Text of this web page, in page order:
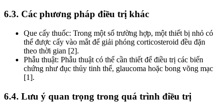
6.3. Các phương pháp điều trị khác
Que cấy thuốc: Trong một số trường hợp, một thiết bị nhỏ có
thể được cấy vào mắt để giải phóng corticosteroid đều đặn
theo thời gian [2].
Phẫu thuật: Phẫu thuật có thể cần thiết để điều trị các biến
chứng như đục thủy tinh thể, glaucoma hoặc bong võng mạc
[1].
6.4. Lưu ý quan trọng trong quá trình điều trị